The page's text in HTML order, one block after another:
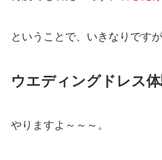
ということで、いきなりですが
ウエディングドレス
やりますよ～～～。